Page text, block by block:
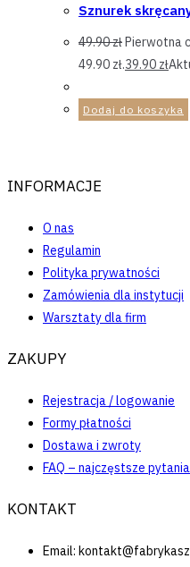
Sznurek
49.90złPierwotna
49.90 zł.39.90 zł
Dodaj do koszyka
INFORMACJE
O nas
Regulamin
Polityka prywatności
Zamówienia dla instytucji
Warsztaty dla firm
ZAKUPY
Rejestracja / logowanie
Formy płatności
Dostawa i zwroty
FAQ – najczęstsze pytania
KONTAKT
Email: